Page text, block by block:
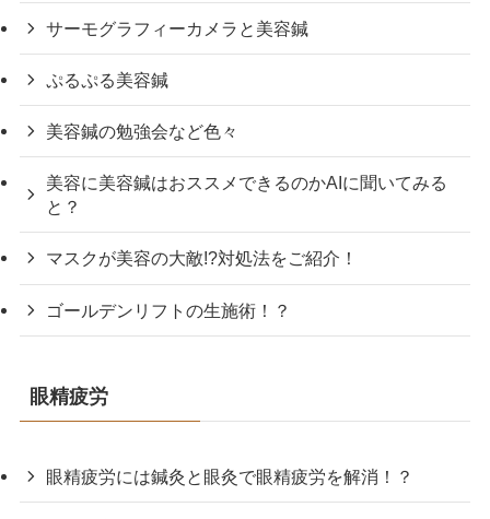
サーモグラフィーカメラと美容鍼
ぷるぷる美容鍼
美容鍼の勉強会など色々
美容に美容鍼はおススメできるのかAIに聞いてみる
と？
マスクが美容の大敵!?対処法をご紹介！
ゴールデンリフトの生施術！？
眼精疲労
眼精疲労には鍼灸と眼灸で眼精疲労を解消！？